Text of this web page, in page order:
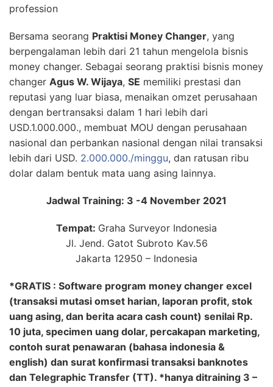
profession
Bersama seorang Praktisi Money Changer, yang
berpengalaman lebih dari 21 tahun mengelola bisnis
money changer. Sebagai seorang praktisi bisnis money
changer Agus W. Wijaya, SE memiliki prestasi dan
reputasi yang luar biasa, menaikan omzet perusahaan
dengan bertransaksi dalam 1 hari lebih dari
USD.1.000.000., membuat MOU dengan perusahaan
nasional dan perbankan nasional dengan nilai transaksi
lebih dari USD. 2.000.000./minggu, dan ratusan ribu
dolar dalam bentuk mata uang asing lainnya.
Jadwal Training: 3 -4 November 2021
Tempat: Graha Surveyor Indonesia
Jl. Jend. Gatot Subroto Kav.56
Jakarta 12950 – Indonesia
*GRATIS : Software program money changer excel
(transaksi mutasi omset harian, laporan profit, stok
uang asing, dan berita acara cash count) senilai Rp.
10 juta, specimen uang dolar, percakapan marketing,
contoh surat penawaran (bahasa indonesia &
english) dan surat konfirmasi transaksi banknotes
dan Telegraphic Transfer (TT). *hanya ditraining 3 –